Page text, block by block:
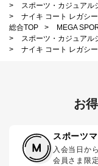
>
スポーツ・カジュアル
>
ナイキ コート レガシ
総合TOP
> MEGA
>
スポーツ・カジュアル
>
ナイキ コート レガシ
お
スポーツ
入会当日か
会員さま限